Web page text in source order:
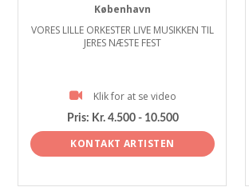
København
VORES LILLE ORKESTER LIVE MUSIKKEN TIL
JERES NÆSTE FEST
Klik for at se video
Pris: Kr. 4.500 - 10.500
KONTAKT ARTISTEN